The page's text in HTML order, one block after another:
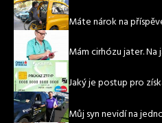
Máte nárok na
Mám cirhózu jater. Na
Jaký je postup pro
Můj syn nevidí na